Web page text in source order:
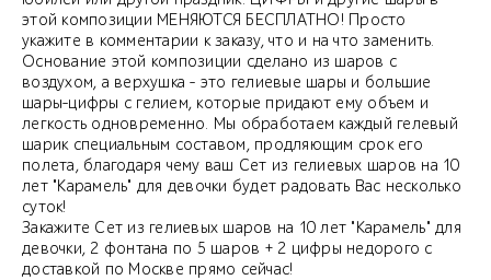
этой композиции МЕНЯЮТСЯ БЕСПЛАТНО! Просто
укажите в комментарии к заказу, что и на что заменить.
Основание этой композиции сделано из шаров с
воздухом, а верхушка - это гелиевые шары и большие
шары-цифры с гелием, которые придают ему объем и
легкость одновременно. Мы обработаем каждый гелевый
шарик специальным составом, продляющим срок его
полета, благодаря чему ваш Сет из гелиевых шаров на 10
лет "Карамель" для девочки будет радовать Вас несколько
суток!
Закажите Сет из гелиевых шаров на 10 лет "Карамель" для
девочки, 2 фонтана по 5 шаров + 2 цифры недорого с
доставкой по Москве прямо сейчас!